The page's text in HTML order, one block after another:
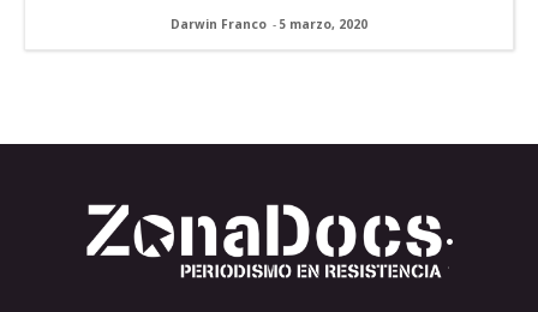
Darwin Franco - 5 marzo, 2020
.
.